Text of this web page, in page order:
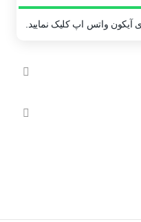
آیکون واتس اپ کلیک نمایید.

